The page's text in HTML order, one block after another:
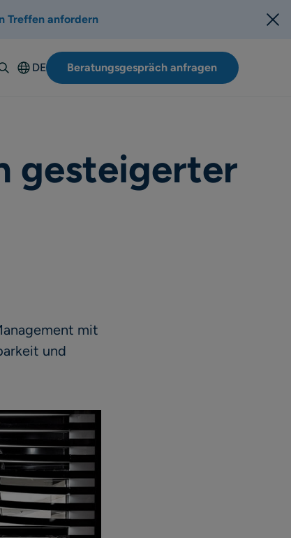
Treffen anfordern
DE
English
Suomi
日本語
Beratungsgespräch anfragen
gesteigerter
mit
und